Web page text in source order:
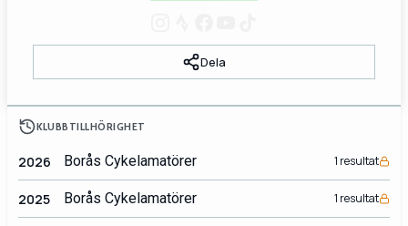
Dela
KLUBBTILLHÖRIGHET
2026 Borås Cykelamatörer 1 resultat
2025 Borås Cykelamatörer 1 resultat